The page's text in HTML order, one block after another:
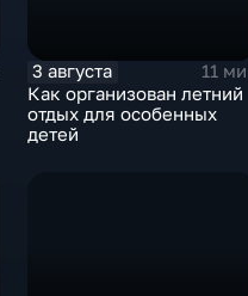
3 августа
11
Как организован летний
отдых для особенных
детей